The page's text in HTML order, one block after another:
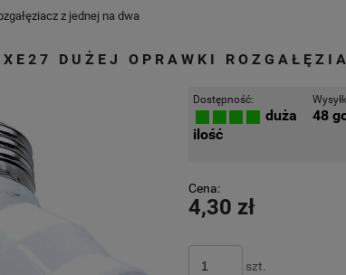
z jednej na dwa
DUŻEJ OPRAWKI
Dostępność:
duża
ilość
48
Cena:
4,30 zł
szt.